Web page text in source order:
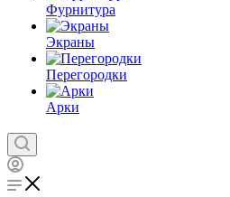
Фурнитура
Экраны
Перегородки
Арки